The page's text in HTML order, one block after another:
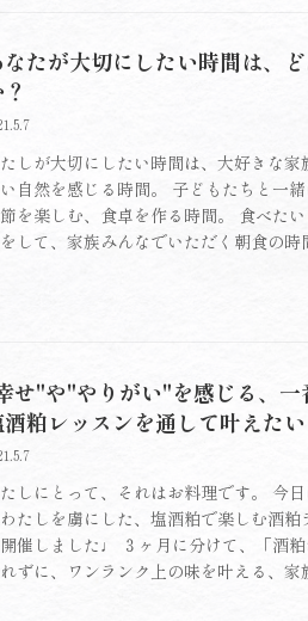
たが大切にしたい時間は、
しが大切にしたい時間は、大好きな家
自然を感じる時間。 子どもたちと一緒
を楽しむ、食卓を作る時間。 食べた
して、家族みんなでいただく朝食の
せ"や"やりがい"を感じる、一
粕レッスンを通して叶えたい
しにとって、それはお料理です。 今
たしを虜にした、塩酒粕で楽しむ酒粕
催しました♩ ３ヶ月に分けて、「酒
ずに、ワンランク上の味を叶える、